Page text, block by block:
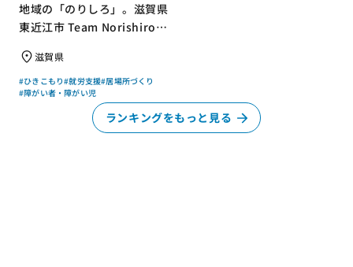
地域の「のりしろ」。滋賀県
東近江市 Team Norishiroの
滋賀県
#ひきこもり#就労支援#居場所づくり
#障がい者・障がい児
ランキングをもっと見る